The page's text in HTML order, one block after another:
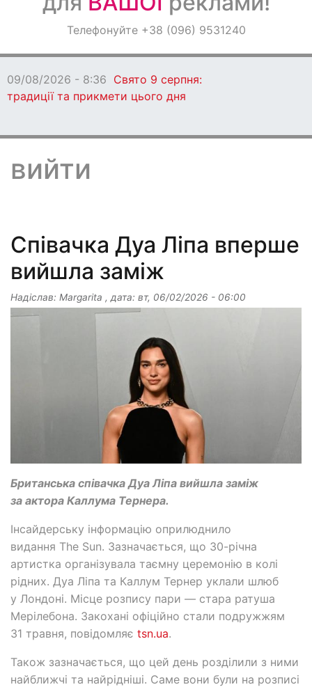
ОголошенняТелефонуйте +38 (096) 9531240
09/08/2026 - 8:36 Свято 9 серпня:
традиції та прикмети цього дня
вийти
Співачка Дуа Ліпа вперше
вийшла заміж
Надіслав: Margarita , дата: вт, 06/02/2026 - 06:00
Британська співачка Дуа Ліпа вийшла заміж
за актора Каллума Тернера.
Інсайдерську інформацію оприлюднило
видання The Sun. Зазначається, що 30-річна
артистка організувала таємну церемонію в колі
рідних. Дуа Ліпа та Каллум Тернер уклали шлюб
у Лондоні. Місце розпису пари — стара ратуша
Мерілебона. Закохані офіційно стали подружжям
31 травня, повідомляє tsn.ua.
Також зазначається, що цей день розділили з ними
найближчі та найрідніші. Саме вони були на розписі